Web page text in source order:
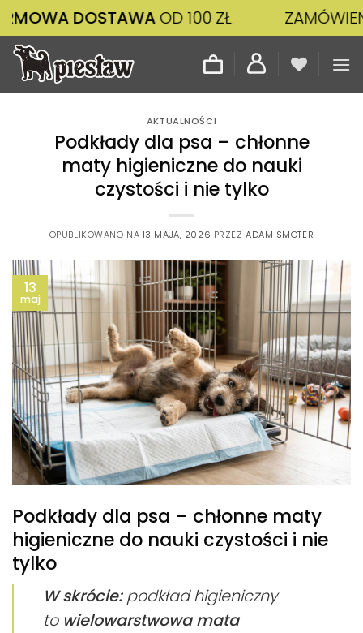
Przewiń
do
zawartości
OD 100 ZŁ ZAMÓWIENIA
AKTUALNOŚCI
Podkłady dla psa – chłonne
maty higieniczne do nauki
czystości i nie tylko
OPUBLIKOWANO NA 13 MAJA, 2026 PRZEZ ADAM SMOTER
13
maj
Podkłady dla psa – chłonne maty
higieniczne do nauki czystości i nie
tylko
W skrócie:podkład higieniczny
to wielowarstwowa mata